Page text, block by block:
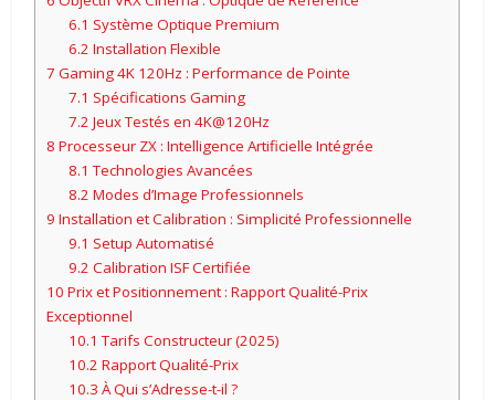
6.1 Système Optique Premium
6.2 Installation Flexible
7 Gaming 4K 120Hz : Performance de Pointe
7.1 Spécifications Gaming
7.2 Jeux Testés en 4K@120Hz
8 Processeur ZX : Intelligence Artificielle Intégrée
8.1 Technologies Avancées
8.2 Modes d’Image Professionnels
9 Installation et Calibration : Simplicité Professionnelle
9.1 Setup Automatisé
9.2 Calibration ISF Certifiée
10 Prix et Positionnement : Rapport Qualité-Prix
Exceptionnel
10.1 Tarifs Constructeur (2025)
10.2 Rapport Qualité-Prix
10.3 À Qui s’Adresse-t-il ?